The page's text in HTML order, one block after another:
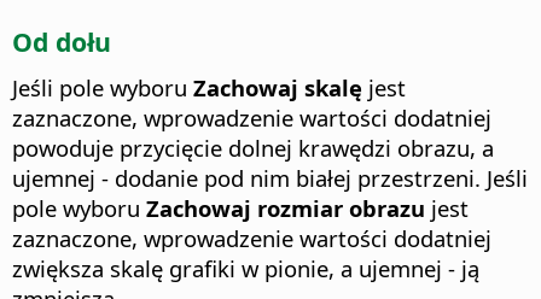
Od dołu
Jeśli pole wyboru Zachowaj skalę jest
zaznaczone, wprowadzenie wartości dodatniej
powoduje przycięcie dolnej krawędzi obrazu, a
ujemnej - dodanie pod nim białej przestrzeni. Jeśli
pole wyboru Zachowaj rozmiar obrazu jest
zaznaczone, wprowadzenie wartości dodatniej
zwiększa skalę grafiki w pionie, a ujemnej - ją